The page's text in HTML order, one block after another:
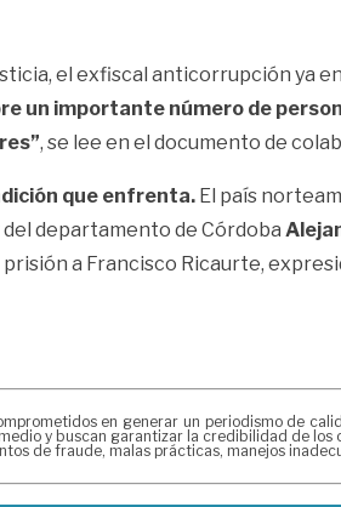
el exfiscal anticorrupción ya
un importante número de
, se lee en el documento de
que enfrenta. El país
departamento de Córdoba
a Francisco Ricaurte,
en generar un periodismo de
y buscan garantizar la credibilidad de
de fraude, malas prácticas, manejos